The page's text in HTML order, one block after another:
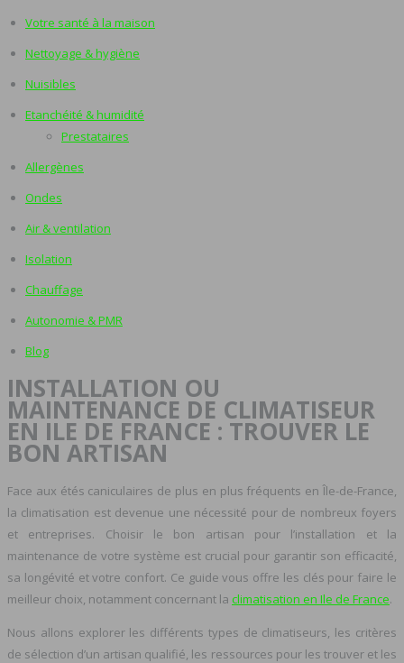
Votre santé à la maison
Nettoyage & hygiène
Nuisibles
Etanchéité & humidité
Prestataires
Allergènes
Ondes
Air & ventilation
Isolation
Chauffage
Autonomie & PMR
Blog
INSTALLATION OU
MAINTENANCE DE CLIMATISEUR
EN ILE DE FRANCE : TROUVER LE
BON ARTISAN
Face aux étés caniculaires de plus en plus fréquents en Île-de-France,
la climatisation est devenue une nécessité pour de nombreux foyers
et entreprises. Choisir le bon artisan pour l’installation et la
maintenance de votre système est crucial pour garantir son efficacité,
sa longévité et votre confort. Ce guide vous offre les clés pour faire le
meilleur choix, notamment concernant la climatisation en Ile de France.
Nous allons explorer les différents types de climatiseurs, les critères
de sélection d’un artisan qualifié, les ressources pour les trouver et les